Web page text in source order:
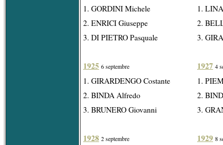
1. GORDINI Michele
2. ENRICI Giuseppe
3. DI PIETRO Pasquale
1925 6 septembre
1. GIRARDENGO Costante
2. BINDA Alfredo
3. BRUNERO Giovanni
1928 2 septembre
1.
2.
3.
1927 4
1.
2.
3.
1929 8